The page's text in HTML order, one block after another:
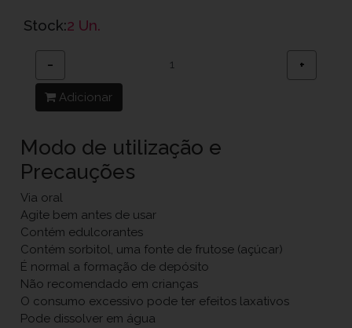
Stock:2 Un.
− +
Adicionar
Modo de utilização e
Precauções
Via oral
Agite bem antes de usar
Contém edulcorantes
Contém sorbitol, uma fonte de frutose (açúcar)
É normal a formação de depósito
Não recomendado em crianças
O consumo excessivo pode ter efeitos laxativos
Pode dissolver em água